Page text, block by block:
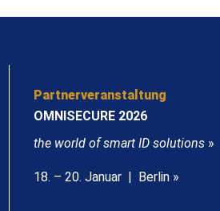
Partnerveranstaltung
OMNISECURE 2026
the world of smart ID solutions »
18. – 20. Januar | Berlin »